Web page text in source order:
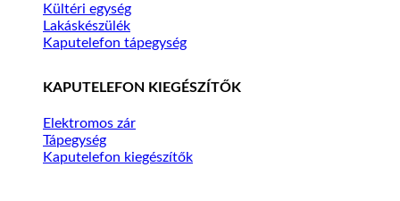
Kültéri egység
Lakáskészülék
Kaputelefon tápegység
KAPUTELEFON KIEGÉSZÍTŐK
Elektromos zár
Tápegység
Kaputelefon kiegészítők